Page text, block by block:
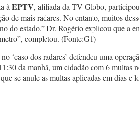
à EPTV, afiliada da TV Globo, participou
de mais radares. No entanto, muitos
do estado.” Dr. Rogério explicou que a
completou. (Fonte:G1)
‘caso dos radares’ defendeu uma
da manhã, um cidadão com 6
se anule as multas aplicadas em dias e